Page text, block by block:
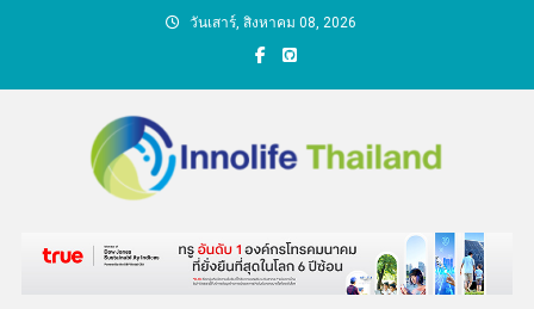
วันเสาร์, สิงหาคม 08, 2026
คนกับความคิด ชีวิตกับ
นวัตกรรม